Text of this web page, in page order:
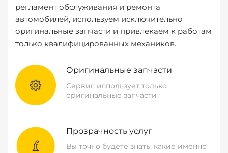
регламент обслуживания и ремонта
автомобилей, используем исключительно
оригинальные запчасти и привлекаем к работам
только квалифицированных механиков.
Оригинальные запчасти
Сервис использует только
оригинальные запчасти
Прозрачность услуг
Вы точно будете знать, какие именно